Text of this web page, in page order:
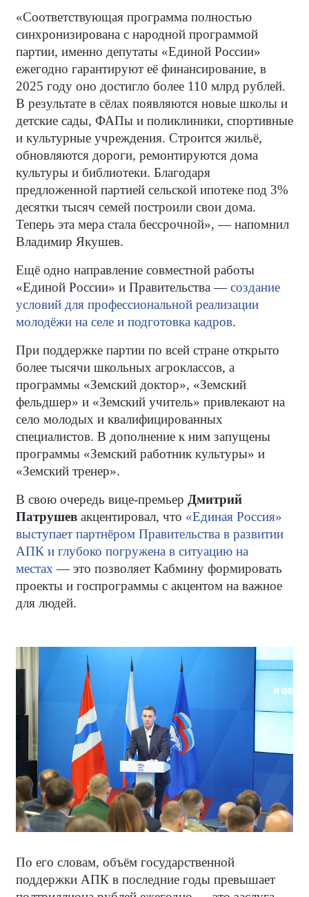
«Соответствующая программа полностью
синхронизирована с народной программой
партии, именно депутаты «Единой России»
ежегодно гарантируют её финансирование, в
2025 году оно достигло более 110 млрд рублей.
В результате в сёлах появляются новые школы и
детские сады, ФАПы и поликлиники, спортивные
и культурные учреждения. Строится жильё,
обновляются дороги, ремонтируются дома
культуры и библиотеки. Благодаря
предложенной партией сельской ипотеке под 3%
десятки тысяч семей построили свои дома.
Теперь эта мера стала бессрочной», — напомнил
Владимир Якушев.
Ещё одно направление совместной работы
«Единой России» и Правительства —создание
условий для профессиональной реализации
молодёжи на селе и подготовка кадров.
При поддержке партии по всей стране открыто
более тысячи школьных агроклассов, а
программы «Земский доктор», «Земский
фельдшер» и «Земский учитель» привлекают на
село молодых и квалифицированных
специалистов. В дополнение к ним запущены
программы «Земский работник культуры» и
«Земский тренер».
В свою очередь вице-премьер Дмитрий
Патрушев акцентировал, что «Единая Россия»
выступает партнёром Правительства в развитии
АПК и глубоко погружена в ситуацию на
местах — это позволяет Кабмину формировать
проекты и госпрограммы с акцентом на важное
для людей.
По его словам, объём государственной
поддержки АПК в последние годы превышает